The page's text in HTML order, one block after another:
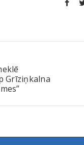
Grīziņkalna